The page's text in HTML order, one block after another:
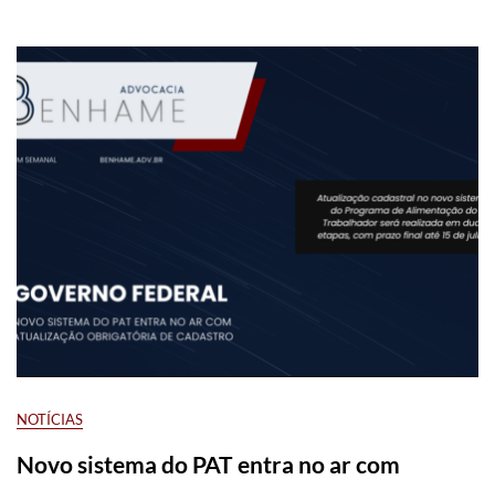
NOTÍCIAS
Novo sistema do PAT entra no ar com